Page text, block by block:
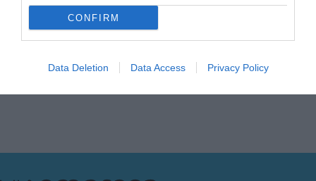
CONFIRM
Data Deletion Data Access Privacy Policy